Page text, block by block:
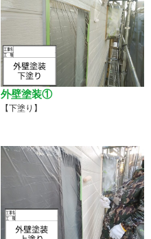
外壁塗装①
【下塗り】